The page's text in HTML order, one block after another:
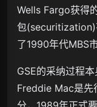
Wells Fargo获得
包(securitization)
了1990年代MBS
GSE的采纳过程
Freddie Mac是